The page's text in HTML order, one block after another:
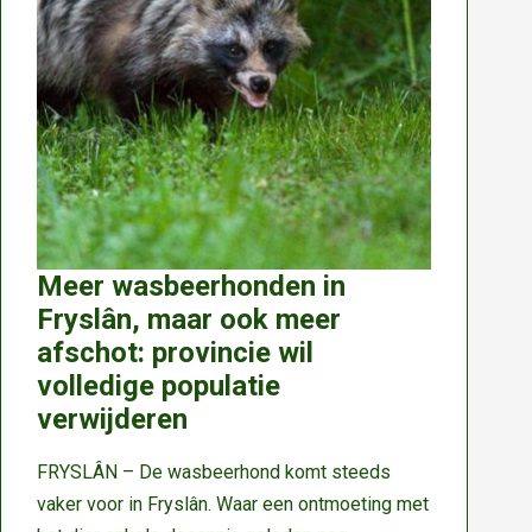
Limburg
met
Toxocara
cati
Meer wasbeerhonden in
Fryslân, maar ook meer
afschot: provincie wil
volledige populatie
verwijderen
FRYSLÂN – De wasbeerhond komt steeds
vaker voor in Fryslân. Waar een ontmoeting met